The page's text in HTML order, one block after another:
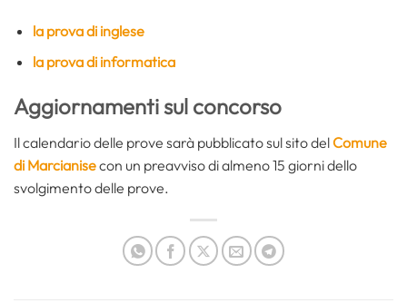
la prova di inglese
la prova di informatica
Aggiornamenti sul concorso
Il calendario delle prove sarà pubblicato sul sito delComune
di Marcianisecon un preavviso di almeno 15 giorni dello
svolgimento delle prove.